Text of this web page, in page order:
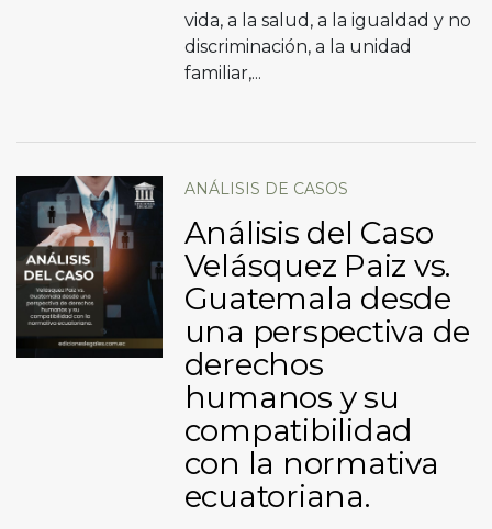
vida, a la salud, a la igualdad y no
discriminación, a la unidad
familiar,...
ANÁLISIS DE CASOS
Análisis del Caso
Velásquez Paiz vs.
Guatemala desde
una perspectiva de
derechos
humanos y su
compatibilidad
con la normativa
ecuatoriana.